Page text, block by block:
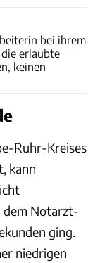
bei ihrem
erlaubte
keinen
Ruhr-Kreises
kann
dem Notarzt-
ging.
niedrigen